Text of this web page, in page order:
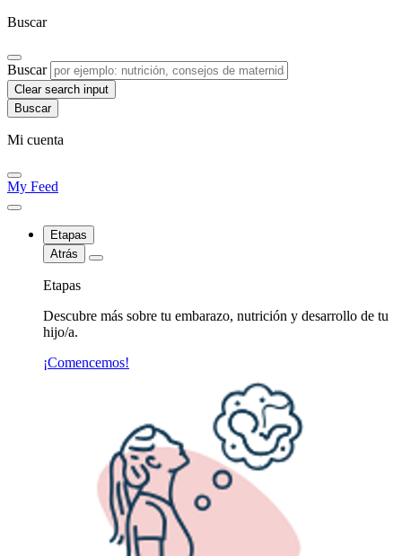
Buscar
Buscar
Clear search input
Mi cuenta
My Feed
Etapas
Atrás
Etapas
Descubre más sobre tu embarazo, nutrición y desarrollo de tu
hijo/a.
¡Comencemos!